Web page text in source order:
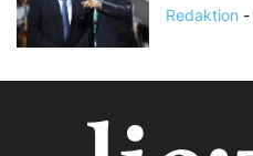
Redaktion -